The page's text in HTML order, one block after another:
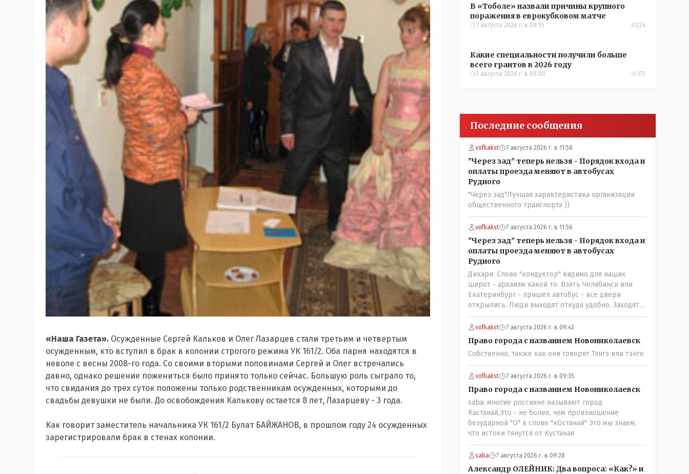
«Наша Газета». Осужденные Сергей Кальков и Олег Лазарцев стали третьим и четвертым
осужденным, кто вступил в брак в колонии строгого режима УК 161/2. Оба парня находятся в
неволе с весны 2008-го года. Со своими вторыми половинами Сергей и Олег встречались
давно, однако решение пожениться было принято только сейчас. Большую роль сыграло то,
что свидания до трех суток положены только родственникам осужденных, которыми до
свадьбы девушки не были. До освобождения Калькову остается 8 лет, Лазарцеву - 3 года.
Как говорит заместитель начальника УК 161/2 Булат БАЙЖАНОВ, в прошлом году 24 осужденных
зарегистрировали брак в стенах колонии.
В «Тоболе» назвали причины крупного
поражения в еврокубковом матче
7 августа 2026 г. в 09:55 224
Какие специальности получили больше
всего грантов в 2026 году
7 августа 2026 г. в 09:00 173
Последние сообщения
vofkakst 7 августа 2026 г. в 11:58
"Через зад" теперь нельзя - Порядок входа и
оплаты проезда меняют в автобусах
Рудного
"Через зад"Лучшая характеристика организации
общественного транспорта ))
vofkakst 7 августа 2026 г. в 11:56
"Через зад" теперь нельзя - Порядок входа и
оплаты проезда меняют в автобусах
Рудного
Дикари. Слово "кондуктор" видимо для наших
широт - архаизм какой то. Взять Челябинск или
Екатеринбург - пришел автобус - все двери
открылись. Люди выходят откуда удобно. Заходят
также в любую дверь. Далее - либо платишь сам (у
каждой двери есть валидатор), либо кондуктор
вопросов оплаты, полностью
сконцентрировавшись на управлении автобусом.
Кондуктор - помимо удобства - несомненно
рабочие места. Сколько людей можно
трудоустроить? Но зачем, когда водитель должен и
на дорогу смотреть, и оплату контролировать , и (в
редких случаях оплаты наличкой) сдачу выдавать. У
нас прогресс почему-то идет с регрессом рука об
руку. Любую хорошую задумку умудряемся
похерить(
vofkakst 7 августа 2026 г. в 09:43
Право города с названием Новониколаевск
Собственно, также как они говорят Тэнгэ или тэнге
vofkakst 7 августа 2026 г. в 09:35
Право города с названием Новониколаевск
saba: многие россияне называют город
Кастанай,Это - не более, чем произношение
безударной "О" в слове "кОстанай" Это мы знаем,
что истоки тянутся от Кустаная
saba 7 августа 2026 г. в 09:28
Александр ОЛЕЙНИК: Два вопроса: «Как?» и